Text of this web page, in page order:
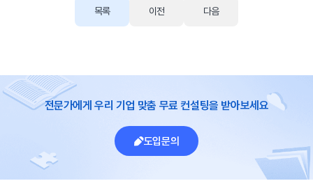
목록 이전 다음
전문가에게 우리 기업 맞춤 무료 컨설팅을 받아보세요
도입문의